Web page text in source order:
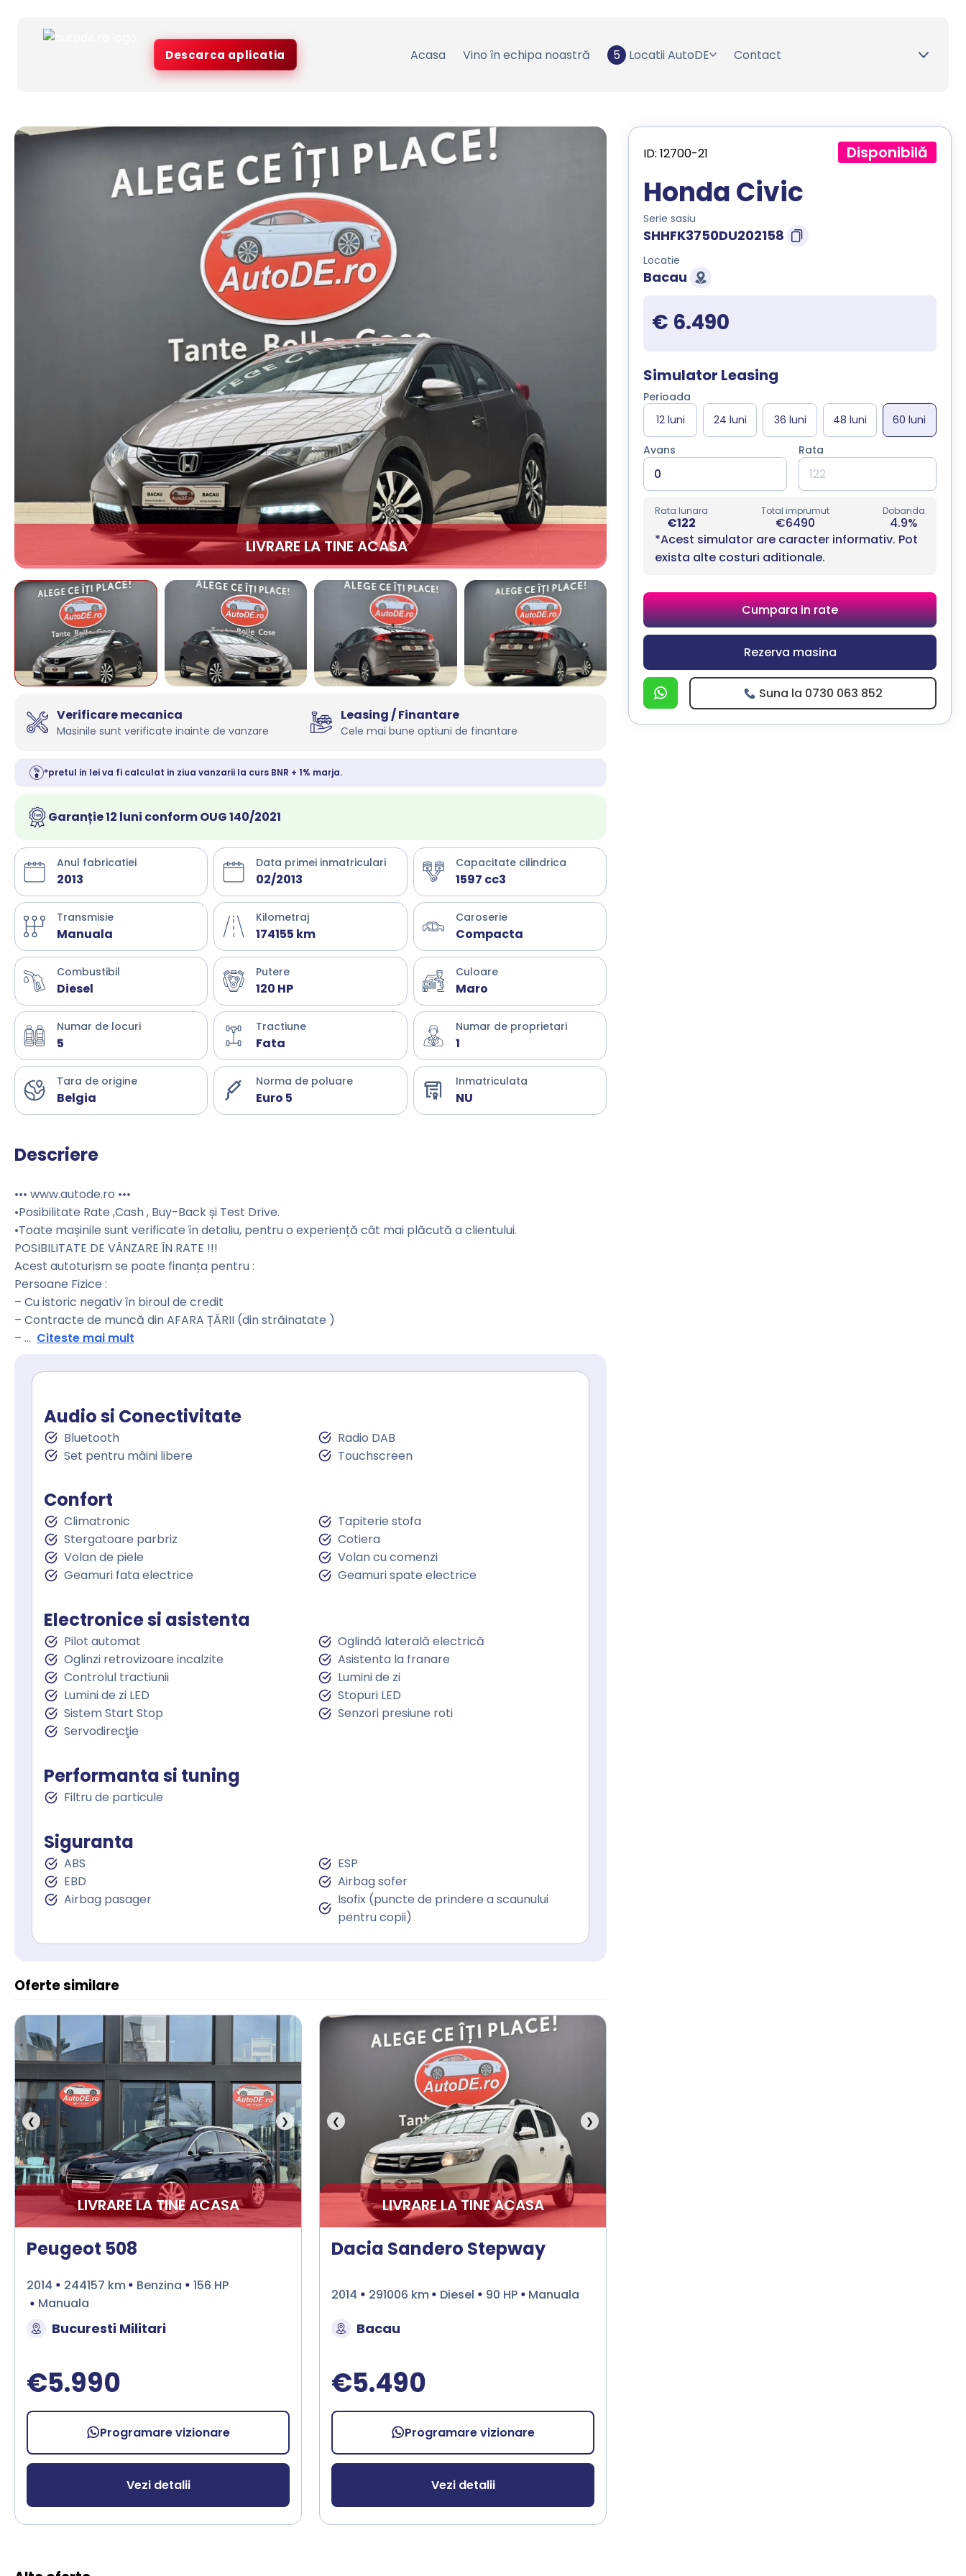
Descarca aplicatia Acasa Vino în echipa noastră 5 Locatii AutoDE Contact
LIVRARE LA TINE ACASA
Verificare mecanica
Masinile sunt verificate inainte de vanzare
Leasing / Finantare
Cele mai bune optiuni de finantare
*pretul in lei va fi calculat in ziua vanzarii la curs BNR + 1% marja.
Garanție 12 luni conform OUG 140/2021
Anul fabricatiei
2013
Data primei inmatriculari
02/2013
Capacitate cilindrica
1597 cc3
Transmisie
Manuala
Kilometraj
174155 km
Caroserie
Compacta
Combustibil
Diesel
Putere
120 HP
Culoare
Maro
Numar de locuri
5
Tractiune
Fata
Numar de proprietari
1
Tara de origine
Belgia
Norma de poluare
Euro 5
Inmatriculata
NU
Descriere
••• www.autode.ro •••
•Posibilitate Rate ,Cash , Buy-Back și Test Drive.
•Toate mașinile sunt verificate în detaliu, pentru o experiență cât mai plăcută a clientului.
POSIBILITATE DE VÂNZARE ÎN RATE !!!
Acest autoturism se poate finanța pentru :
Persoane Fizice :
– Cu istoric negativ în biroul de credit
– Contracte de muncă din AFARA ȚĂRII (din străinatate )
– ... Citeste mai mult
Audio si Conectivitate
Bluetooth
Radio DAB
Set pentru mâini libere
Touchscreen
Confort
Climatronic
Tapiterie stofa
Stergatoare parbriz
Cotiera
Volan de piele
Volan cu comenzi
Geamuri fata electrice
Geamuri spate electrice
Electronice si asistenta
Pilot automat
Oglindă laterală electrică
Oglinzi retrovizoare incalzite
Asistenta la franare
Controlul tractiunii
Lumini de zi
Lumini de zi LED
Stopuri LED
Sistem Start Stop
Senzori presiune roti
Servodirecţie
Performanta si tuning
Filtru de particule
Siguranta
ABS
ESP
EBD
Airbag sofer
Airbag pasager
Isofix (puncte de prindere a scaunului
pentru copii)
Oferte similare
❮ ❯
LIVRARE LA TINE ACASA
Peugeot 508
2014 244157 km Benzina
156 HP
Manuala
Bucuresti Militari
€5.990
Programare vizionare
Vezi detalii
❮ ❯
LIVRARE LA TINE ACASA
Dacia Sandero Stepway
2014 291006 km Diesel 90 HP Manuala
Bacau
€5.490
Programare vizionare
Vezi detalii
ID: 12700-21 Disponibilă
Honda Civic
Serie sasiu
SHHFK3750DU202158
Locatie
Bacau
€ 6.490
Simulator Leasing
Perioada
Avans Rata
Rata lunara
€122
Total imprumut
€6490
Dobanda
4.9%
*Acest simulator are caracter informativ. Pot
exista alte costuri aditionale.
Cumpara in rate
Rezerva masina
Suna la 0730 063 852